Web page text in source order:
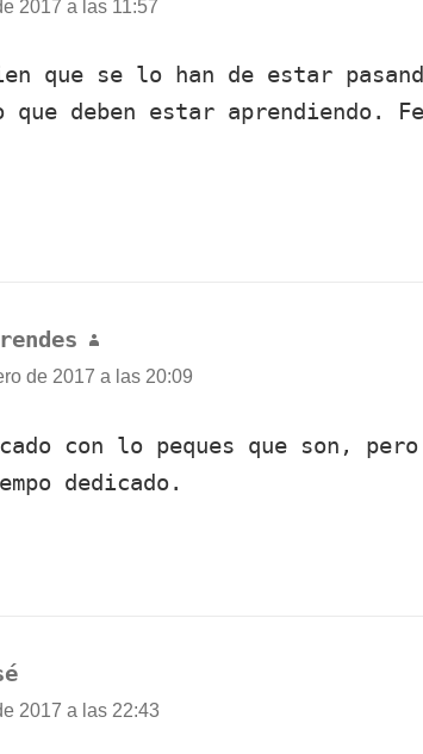
2017 a las 11:57
que se lo han de estar
que deben estar aprendiendo.
dice:
de 2017 a las 20:09
con lo peques que son, pero
dedicado.
2017 a las 22:43